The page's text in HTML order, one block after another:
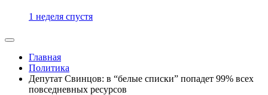
1 неделя спустя
Главная
Политика
Депутат Свинцов: в “белые списки” попадет 99% всех
повседневных ресурсов